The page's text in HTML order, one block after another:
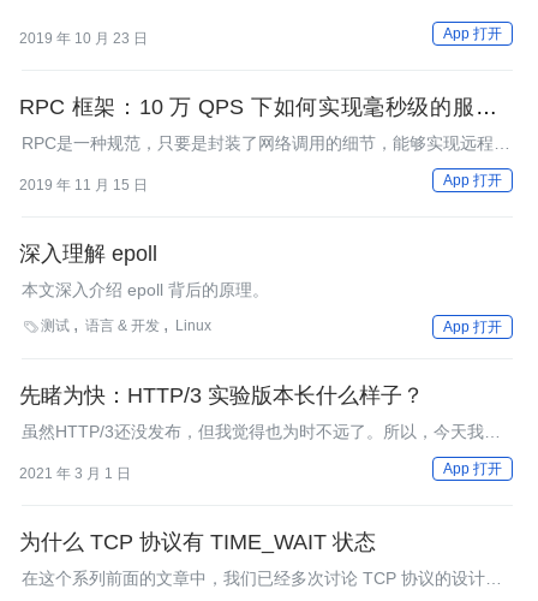
2019 年 10 月 23 日 App 打开
RPC 框架：10 万 QPS 下如何实现毫秒级的服务调
用？
RPC是一种规范，只要是封装了网络调用的细节，能够实现远程调
2019 年 11 月 15 日 App 打开
深入理解 epoll
本文深入介绍 epoll 背后的原理。
测试 语言 & 开发 Linux App 打开
先睹为快：HTTP/3 实验版本长什么样子？
虽然HTTP/3还没发布，但我觉得也为时不远了。所以，今天我就
2021 年 3 月 1 日 App 打开
为什么 TCP 协议有 TIME_WAIT 状态
在这个系列前面的文章中，我们已经多次讨论 TCP 协议的设计原